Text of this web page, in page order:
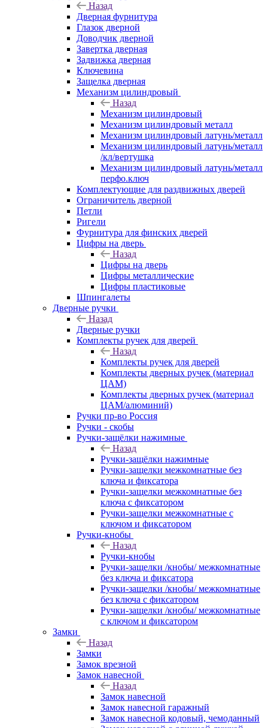
Назад
Дверная фурнитура
Глазок дверной
Доводчик дверной
Завертка дверная
Задвижка дверная
Ключевина
Защелка дверная
Механизм цилиндровый
Назад
Механизм цилиндровый
Механизм цилиндровый металл
Механизм цилиндровый латунь/металл
Механизм цилиндровый латунь/металл
/кл/вертушка
Механизм цилиндровый латунь/металл
перфо.ключ
Комплектующие для раздвижных дверей
Ограничитель дверной
Петли
Ригели
Фурнитура для финских дверей
Цифры на дверь
Назад
Цифры на дверь
Цифры металлические
Цифры пластиковые
Шпингалеты
Дверные ручки
Назад
Дверные ручки
Комплекты ручек для дверей
Назад
Комплекты ручек для дверей
Комплекты дверных ручек (материал
ЦАМ)
Комплекты дверных ручек (материал
ЦАМ/алюминий)
Ручки пр-во Россия
Ручки - скобы
Ручки-защёлки нажимные
Назад
Ручки-защёлки нажимные
Ручки-защелки межкомнатные без
ключа и фиксатора
Ручки-защелки межкомнатные без
ключа с фиксатором
Ручки-защелки межкомнатные с
ключом и фиксатором
Ручки-кнобы
Назад
Ручки-кнобы
Ручки-защелки /кнобы/ межкомнатные
без ключа и фиксатора
Ручки-защелки /кнобы/ межкомнатные
без ключа с фиксатором
Ручки-защелки /кнобы/ межкомнатные
с ключом и фиксатором
Замки
Назад
Замки
Замок врезной
Замок навесной
Назад
Замок навесной
Замок навесной гаражный
Замок навесной кодовый, чемоданный